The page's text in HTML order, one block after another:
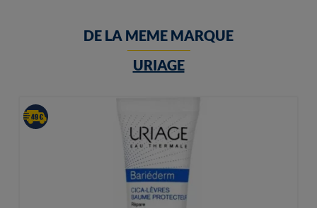
DE LA MEME MARQUE
URIAGE